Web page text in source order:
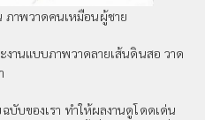
ภาพวาดคนเหมือนผู้ชาย
านแบบภาพวาดลายเส้นดินสอ วาด
บของเรา ทำให้ผลงานดูโดดเด่น